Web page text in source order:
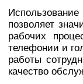
позволяет
рабочих
телефонии и
работы
качество